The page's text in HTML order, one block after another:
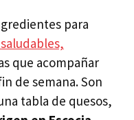
para
que acompañar
de semana. Son
tabla de quesos,